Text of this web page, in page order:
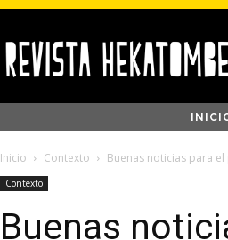
Inicio Contexto Buenas noticias para el
Contexto
Buenas